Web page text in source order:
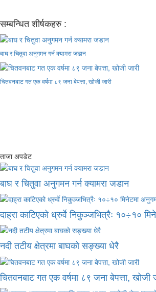
सम्बन्धित शीर्षकहरु :
बाघ र चितुवा अनुगमन गर्न क्यामरा जडान
चितवनबाट गत एक वर्षमा ८९ जना बेपत्ता, खोजी जारी
ताजा अपडेट
बाघ र चितुवा अनुगमन गर्न क्यामरा जडान
दाह्रा काटिएको ध्रुर्वे निकुञ्जभित्रैः १०÷१०
नदी तटीय क्षेत्रमा बाघको सङ्ख्या धेरै
चितवनबाट गत एक वर्षमा ८९ जना बेपत्ता, खोजी